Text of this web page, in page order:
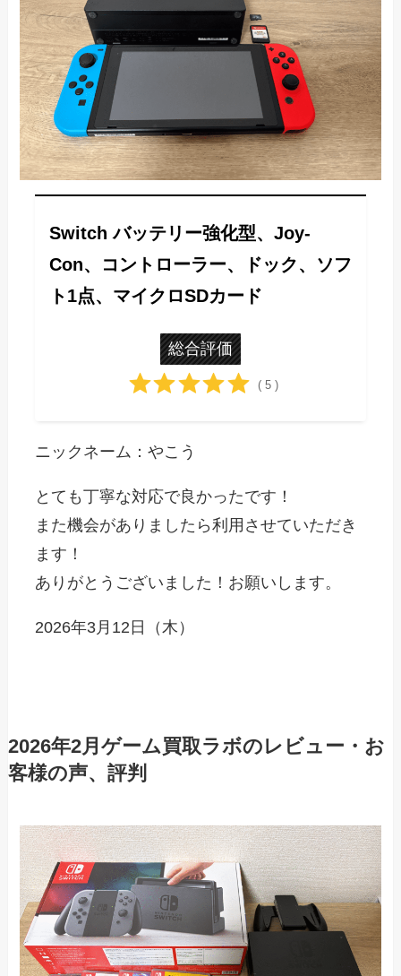
Switch バッテリー強化型、Joy-
Con、コントローラー、ドック、ソフ
ト1点、マイクロSDカード
総合評価
( 5 )
ニックネーム：やこう
とても丁寧な対応で良かったです！
また機会がありましたら利用させていただき
ます！
ありがとうございました！お願いします。
2026年3月12日（木）
2026年2月ゲーム買取ラボのレビュー・お
客様の声、評判